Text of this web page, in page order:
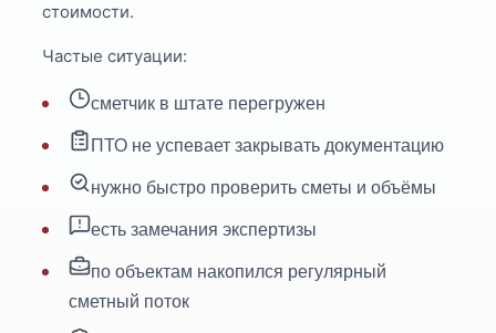
стоимости.
Частые ситуации:
сметчик в штате перегружен
ПТО не успевает закрывать документацию
нужно быстро проверить сметы и объёмы
есть замечания экспертизы
по объектам накопился регулярный
сметный поток